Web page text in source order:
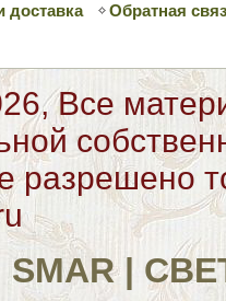
доставка
Обратная
Все
разрешено
SMAR |